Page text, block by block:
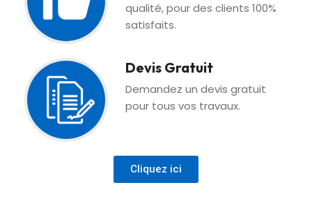
qualité, pour des clients 100%
satisfaits.
Devis Gratuit
Demandez un devis gratuit
pour tous vos travaux.
Cliquez ici